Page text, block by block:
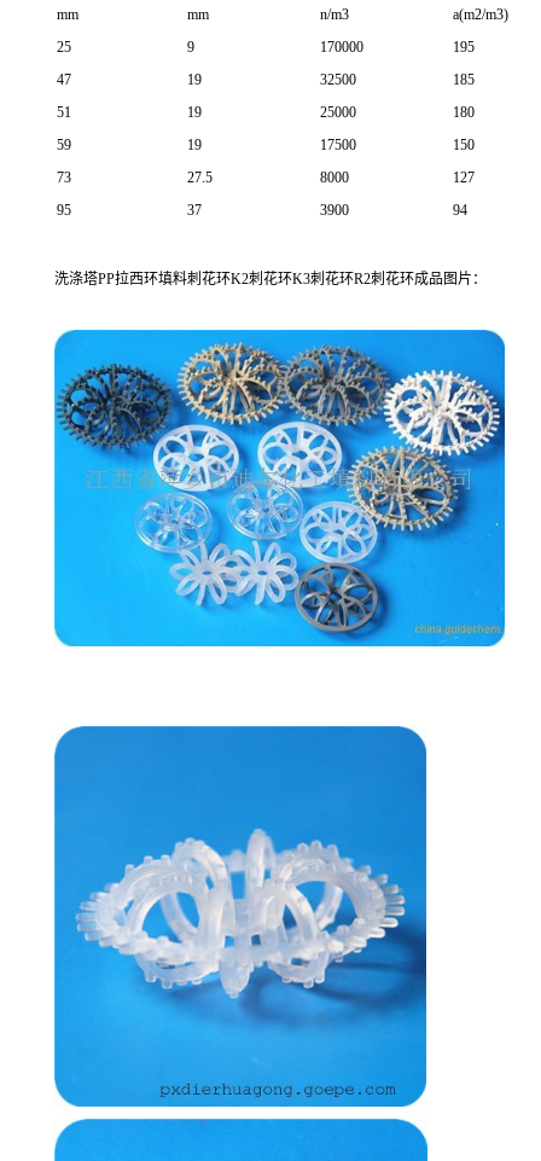
mm mm n/m3
a(m2/m3)
25
9 170000
195
47
19 32500
185
51
19 25000
180
59
19 17500
150
73
27.5 8000
127
95
37 3900 94
洗涤塔PP拉西环填料刺花环K2刺花环K3刺花环R2刺花环成品图片：